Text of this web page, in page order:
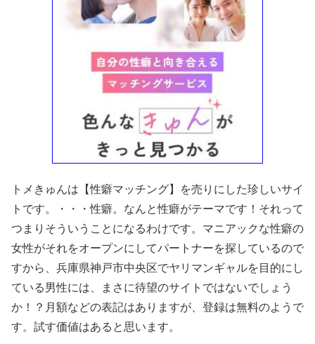
トメきゅんは【性癖マッチング】を売りにした珍しいサイ
トです。・・・性癖。なんと性癖がテーマです！それって
つまりそういうことになるわけです。マニアックな性癖の
女性がそれをオープンにしてパートナーを探しているので
すから、兵庫県神戸市中央区でヤリマンギャルを目的にし
ている男性には、まさに待望のサイトではないでしょう
か！？月額などの表記はありますが、登録は無料のようで
す。試す価値はあると思います。